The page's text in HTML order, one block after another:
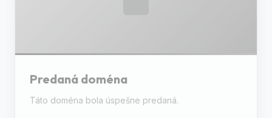
Predaná doména
Táto doména bola úspešne predaná.